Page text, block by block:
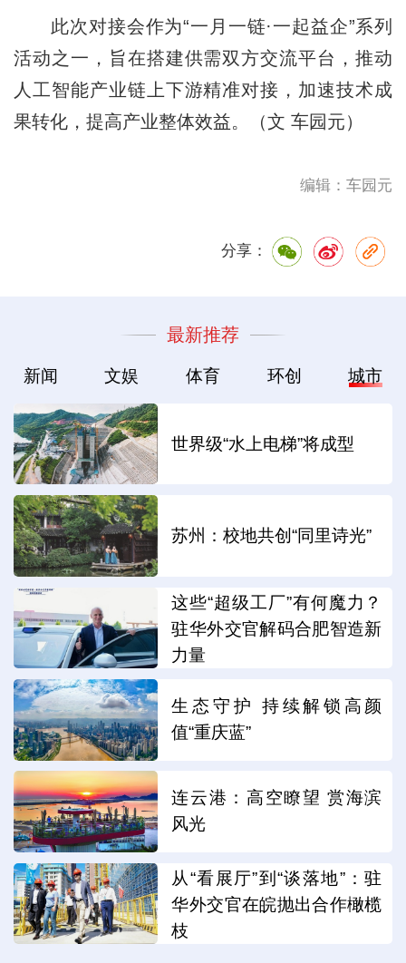
此次对接会作为“一月一链·一起益企”系列
活动之一，旨在搭建供需双方交流平台，推动
人工智能产业链上下游精准对接，加速技术成
果转化，提高产业整体效益。（文 车园元）
编辑：车园元
分享：
最新推荐
新闻 文娱 体育 环创 城市
世界级“水上电梯”将成型
苏州：校地共创“同里诗光”
这些“超级工厂”有何魔力？
驻华外交官解码合肥智造新
力量
生态守护 持续解锁高颜
值“重庆蓝”
连云港：高空瞭望 赏海滨
风光
从“看展厅”到“谈落地”：驻
华外交官在皖抛出合作橄榄
枝